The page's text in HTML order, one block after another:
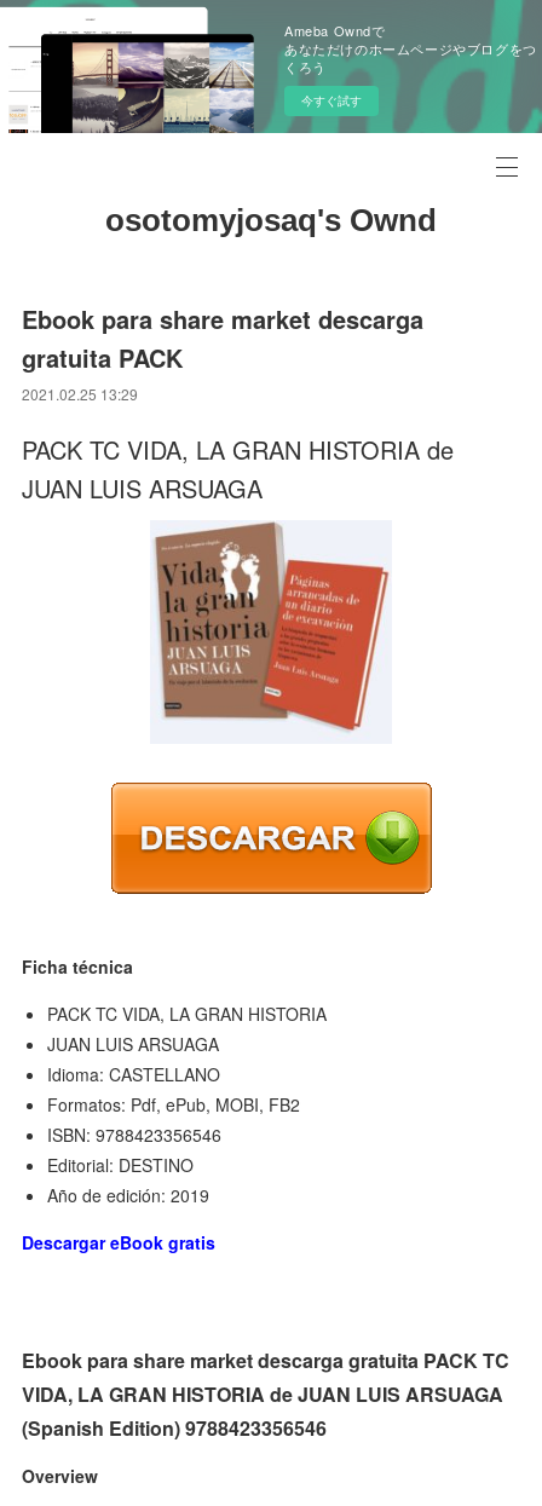
Ameba Owndで
あなただけのホームページやブログをつ
くろう
今すぐ試す
osotomyjosaq's Ownd
Ebook para share market descarga
gratuita PACK
2021.02.25 13:29
PACK TC VIDA, LA GRAN HISTORIA de
JUAN LUIS ARSUAGA
Ficha técnica
PACK TC VIDA, LA GRAN HISTORIA
JUAN LUIS ARSUAGA
Idioma: CASTELLANO
Formatos: Pdf, ePub, MOBI, FB2
ISBN: 9788423356546
Editorial: DESTINO
Año de edición: 2019
Descargar eBook gratis
Ebook para share market descarga gratuita PACK TC
VIDA, LA GRAN HISTORIA de JUAN LUIS ARSUAGA
(Spanish Edition) 9788423356546
Overview